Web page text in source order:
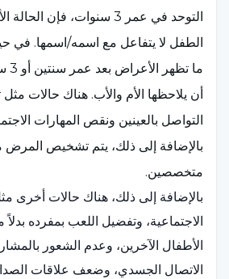
التوحد في عمر 3 سنوات، فإن
الطفل لا يتفاعل مع اسمه/اسمها. في
أن يلاحظها الأم والأب. هناك حالات
التواصل بالعينين ونقص المهارات
بالإضافة إلى ذلك، يتم تشخيص المرض
متخصصين.
بالإضافة إلى ذلك، هناك حالات أخرى
الاجتماعية، وتفضيل اللعب بمفرده
الأطفال الآخرين، وعدم الشعور
الاتصال الجسدي، وضعف علاقات